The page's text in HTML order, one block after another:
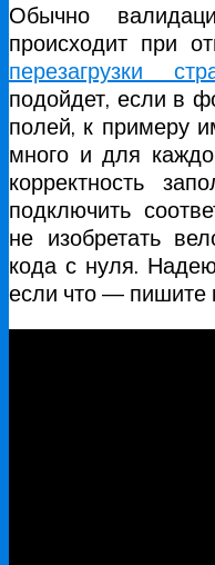
Обычно
происходит при
перезагрузки
подойдет, если в
полей, к примеру
много и для
корректность
подключить
не изобретать
кода с нуля.
если что — пишите